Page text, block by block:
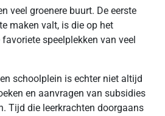
veel groenere buurt. De eerste
maken valt, is die op het
speelplekken van veel
schoolplein is echter niet altijd
en aanvragen van subsidies
Tijd die leerkrachten doorgaans